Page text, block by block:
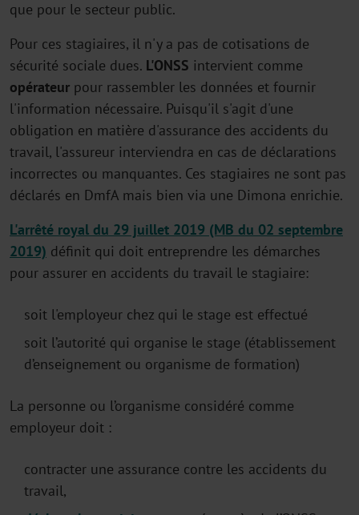
que pour le secteur public.
Pour ces stagiaires, il n'y a pas de cotisations de
sécurité sociale dues. L'ONSS intervient comme
opérateur pour rassembler les données et fournir
l'information nécessaire. Puisqu'il s'agit d'une
obligation en matière d'assurance des accidents du
travail, l'assureur interviendra en cas de déclarations
incorrectes ou manquantes. Ces stagiaires ne sont pas
déclarés en DmfA mais bien via une Dimona enrichie.
L'arrêté royal du 29 juillet 2019 (MB du 02 septembre
2019) définit qui doit entreprendre les démarches
pour assurer en accidents du travail le stagiaire:
soit l'employeur chez qui le stage est effectué
soit l’autorité qui organise le stage (établissement
d’enseignement ou organisme de formation)
La personne ou l’organisme considéré comme
employeur doit :
contracter une assurance contre les accidents du
travail,